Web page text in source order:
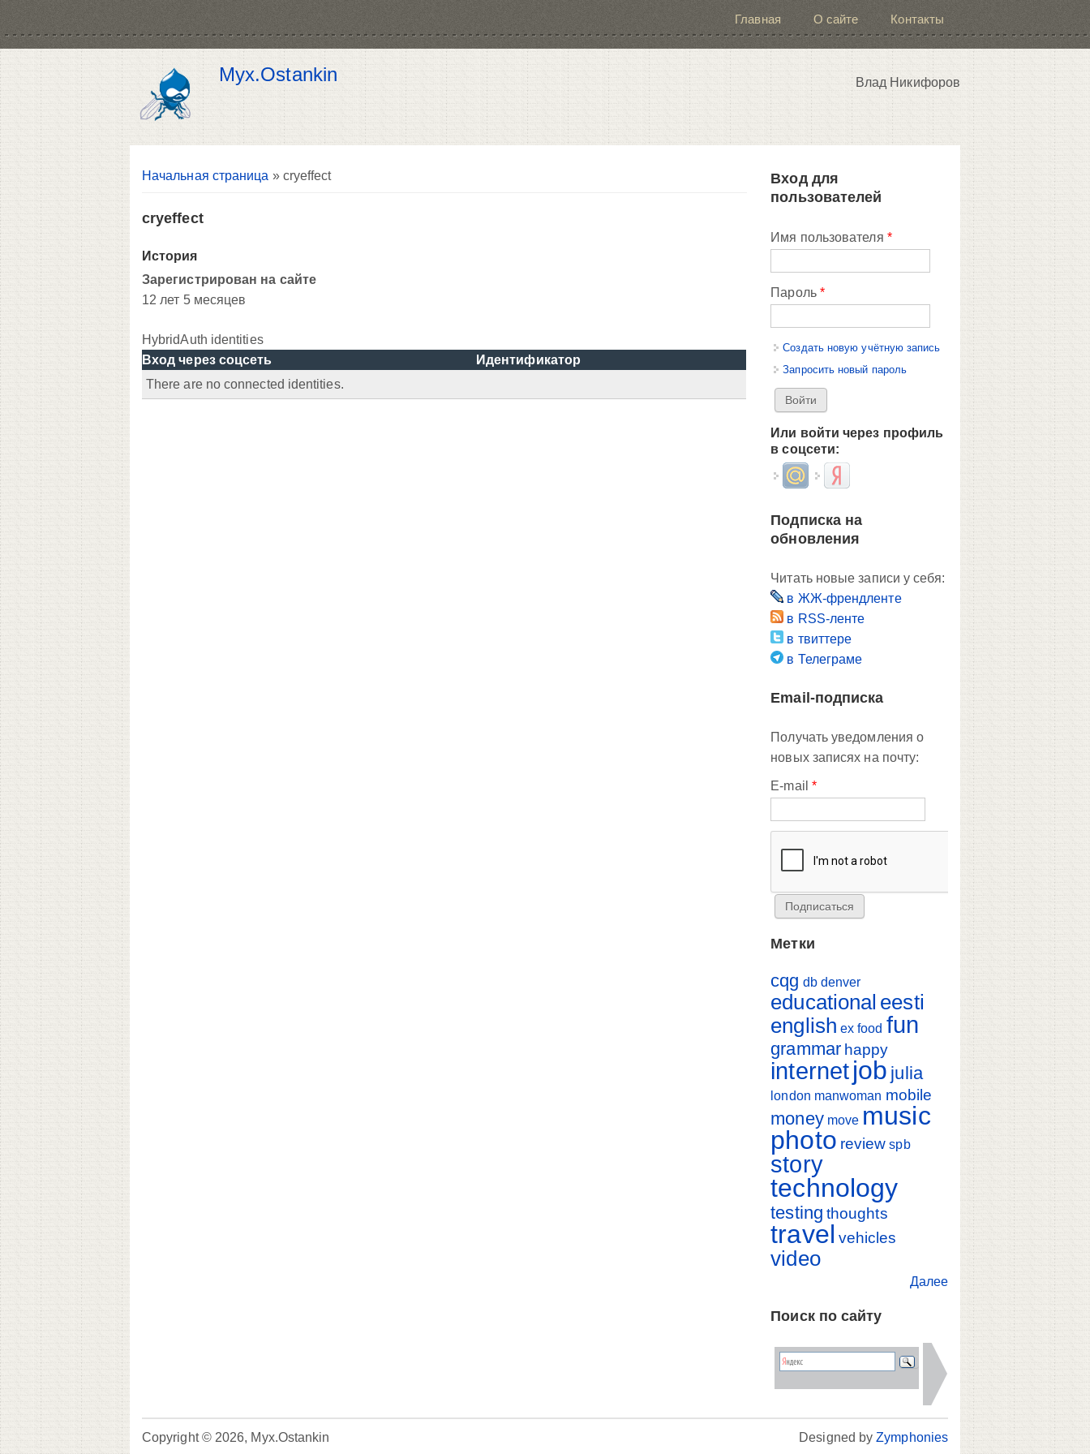
Главная О сайте Контакты
Myx.Ostankin Влад Никифоров
Вы здесь
Начальная страница » cryeffect
cryeffect
История
Зарегистрирован на сайте
12 лет 5 месяцев
HybridAuth identities
Вход через соцсеть
Идентификатор
There are no connected identities.
Вход для
пользователей
Имя пользователя *
Пароль *
Создать новую учётную запись
Запросить новый пароль
Или войти через профиль
в соцсети:
Login with Mail.ruLogin with Яндекс
Подписка на
обновления
Читать новые записи у себя:
в ЖЖ-френдленте
в RSS-ленте
в твиттере
в Телеграме
Email-подписка
Получать уведомления о
новых записях на почту:
E-mail *
Метки
cqg db denver
educational eesti
english ex food fun
grammar happy
internetjob julia
london manwoman mobile
money move music
photo review spb
story
technology
testing thoughts
travel vehicles
video
Далее
Поиск по сайту
Copyright © 2026, Myx.Ostankin Designed byZymphonies